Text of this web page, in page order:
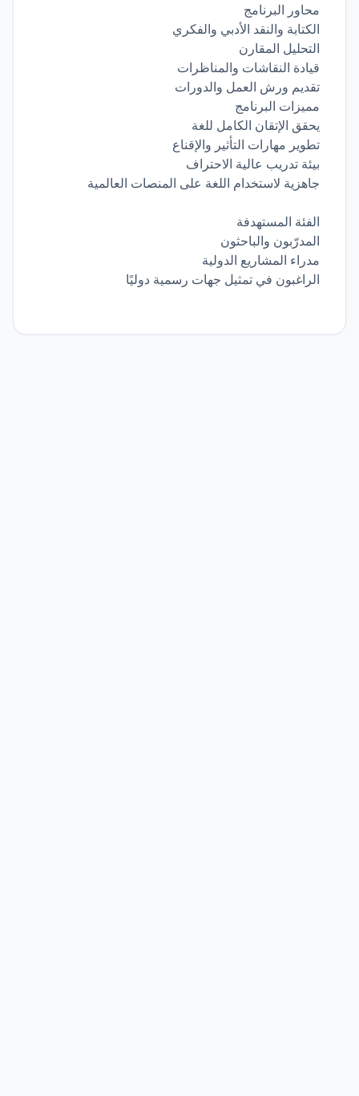
محاور البرنامج
الكتابة والنقد الأدبي والفكري
التحليل المقارن
قيادة النقاشات والمناظرات
تقديم ورش العمل والدورات
مميزات البرنامج
يحقق الإتقان الكامل للغة
تطوير مهارات التأثير والإقناع
بيئة تدريب عالية الاحتراف
جاهزية لاستخدام اللغة على المنصات العالمية
الفئة المستهدفة
المدرّبون والباحثون
مدراء المشاريع الدولية
الراغبون في تمثيل جهات رسمية دوليًا